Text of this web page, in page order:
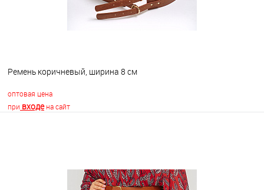
Ремень коричневый, ширина 8 см
оптовая цена
при входена сайт
В наличии